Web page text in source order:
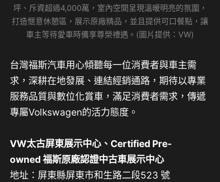
坪、斥資超過4,000萬，室內空間呈現溫暖明亮的氛圍，
打造愜意休憩區，展示原廠精品，並且提供可口餐點，讓
車主等待愛車時備享尊榮禮遇。(圖片提供：VW)
台灣福斯汽車用心傾聽每一位消費者與車主需
求，深耕在地發展、連結經銷通路，期待以專業
服務品質與數位化賞車，滿足消費者需求，傳遞
專屬Volkswagen的活力態度。
VW太古屏東展示中心、Certified Pre-
owned 福斯原廠認證中古車展示中心
地址：屏東縣屏東市和生路二段523 號